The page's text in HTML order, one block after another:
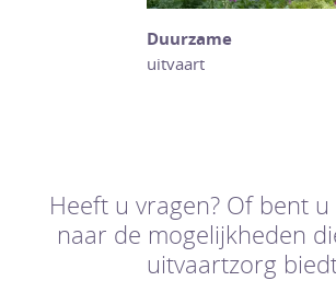
Duurzame
uitvaart
Heeft u vragen? Of bent
naar de mogelijkheden
uitvaartzorg